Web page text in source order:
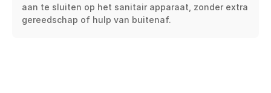
aan te sluiten op het sanitair apparaat, zonder extra
gereedschap of hulp van buitenaf.